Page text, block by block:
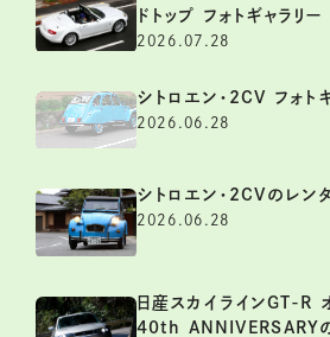
ドトップ フォトギャラリ
2026.07.28
シトロエン・2CV フォト
2026.06.28
シトロエン・2CVのレン
2026.06.28
日産スカイラインGT-R
40th ANNIVERSARY